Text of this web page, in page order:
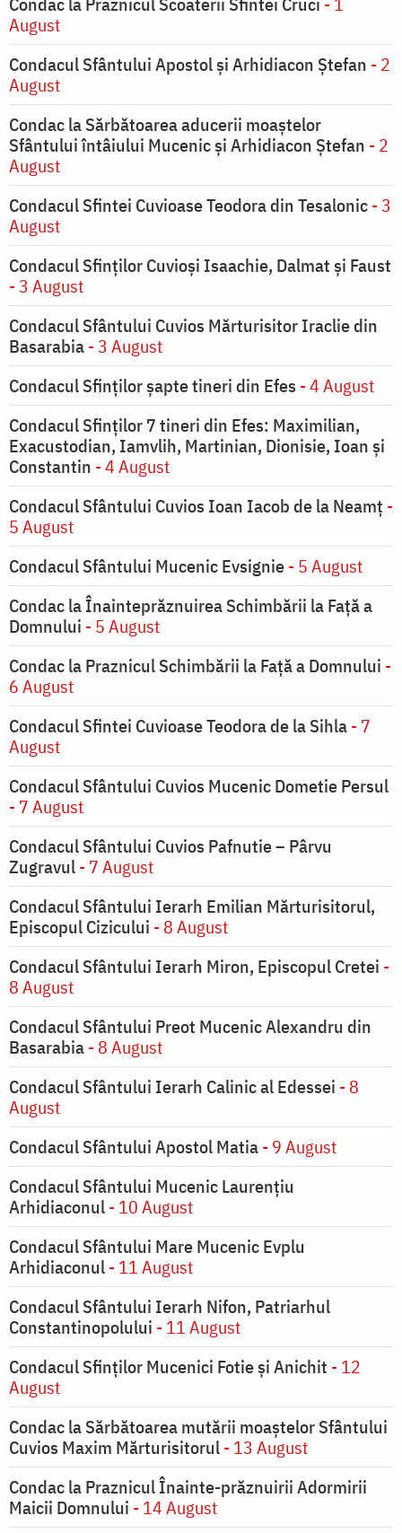
August
Condacul Sfântului Apostol și Arhidiacon Ștefan - 2
August
Condac la Sărbătoarea aducerii moaştelor
Sfântului întâiului Mucenic şi Arhidiacon Ştefan - 2
August
Condacul Sfintei Cuvioase Teodora din Tesalonic- 3
August
Condacul Sfinţilor Cuvioşi Isaachie, Dalmat şi Faust
- 3 August
Condacul Sfântului Cuvios Mărturisitor Iraclie din
Basarabia- 3 August
Condacul Sfinţilor şapte tineri din Efes - 4 August
Condacul Sfinţilor 7 tineri din Efes: Maximilian,
Exacustodian, Iamvlih, Martinian, Dionisie, Ioan şi
Constantin - 4 August
Condacul Sfântului Cuvios Ioan Iacob de la Neamț -
5 August
Condacul Sfântului Mucenic Evsignie- 5 August
Condac la Înainteprăznuirea Schimbării la Faţă a
Domnului - 5 August
Condac la Praznicul Schimbării la Faţă a Domnului -
6 August
Condacul Sfintei Cuvioase Teodora de la Sihla- 7
August
Condacul Sfântului Cuvios Mucenic Dometie Persul
- 7 August
Condacul Sfântului Cuvios Pafnutie – Pârvu
Zugravul- 7 August
Condacul Sfântului Ierarh Emilian Mărturisitorul,
Episcopul Cizicului - 8 August
Condacul Sfântului Ierarh Miron, Episcopul Cretei -
8 August
Condacul Sfântului Preot Mucenic Alexandru din
Basarabia- 8 August
Condacul Sfântului Ierarh Calinic al Edessei - 8
August
Condacul Sfântului Apostol Matia- 9 August
Condacul Sfântului Mucenic Laurențiu
Arhidiaconul- 10 August
Condacul Sfântului Mare Mucenic Evplu
Arhidiaconul- 11 August
Condacul Sfântului Ierarh Nifon, Patriarhul
Constantinopolului - 11 August
Condacul Sfinţilor Mucenici Fotie şi Anichit - 12
August
Condac la Sărbătoarea mutării moaştelor Sfântului
Cuvios Maxim Mărturisitorul- 13 August
Condac la Praznicul Înainte-prăznuirii Adormirii
Maicii Domnului - 14 August